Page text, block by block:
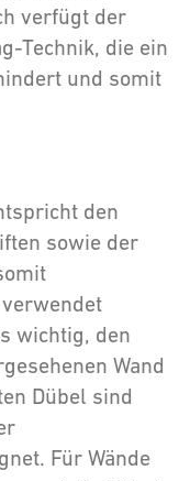
verfügt der
Technik, die ein
und somit
den
sowie der
wichtig, den
Wand
Dübel sind
Für Wände